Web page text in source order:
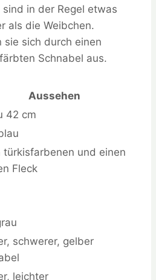
in der Regel etwas
als die Weibchen.
sie sich durch einen
Schnabel aus.
Aussehen
42 cm
türkisfarbenen und einen
Fleck
schwerer, gelber
leichter